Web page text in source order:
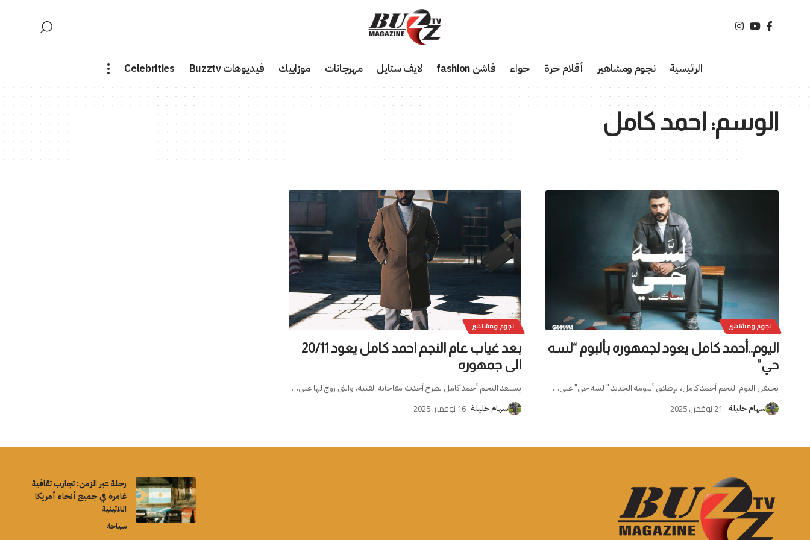
الرئيسية نجوم ومشاهير أقلام حرة حواء فاشن fashion لايف ستايل مهرجانات موزاييك فيديوهات Buzztv Celebrities
الوسم: احمد كامل
نجوم ومشاهير
اليوم..أحمد كامل يعود لجمهوره بألبوم “لسه
حي”
يحتفل اليوم النجم أحمد كامل، بإطلاق ألبومه الجديد " لسه حي" على…
سهام حليلة 21 نوفمبر، 2025
نجوم ومشاهير
بعد غياب عام النجم احمد كامل يعود 20/11
الى جمهوره
يستعد النجم أحمد كامل لطرح أحدث مفاجآته الفنية، والتى روج لها على…
سهام حليلة 16 نوفمبر، 2025
رحلة عبر الزمن: تجارب ثقافية
غامرة في جميع أنحاء أمريكا
اللاتينية
سياحة